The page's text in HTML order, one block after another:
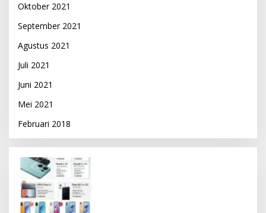
Oktober 2021
September 2021
Agustus 2021
Juli 2021
Juni 2021
Mei 2021
Februari 2018